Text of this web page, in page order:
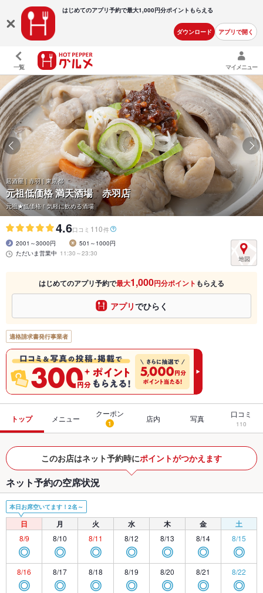
はじめてのアプリ予約で最大1,000円分ポイントもらえる
ダウンロード アプリで開く
一覧 マイメニュー
居酒屋 | 赤羽 | 東京都
元祖低価格 満天酒場 赤羽店
元祖★低価格！気軽に飲める酒場
4.6口コミ 110件
2001～3000円
501～1000円
ただいま営業中 11:30～23:30
はじめてのアプリ予約で最大1,000円分ポイント もらえる
アプリでひらく
適格請求書発行事業者
トップ メニュー
クーポン
1 店内 写真 口コミ
110
このお店はネット予約時にポイントがつかえます
ネット予約の空席状況
本日お席空いてます！2名～
日 月 火 水 木 金 土
8/9
◎
8/10
◎
8/11
◎
8/12
◎
8/13
◎
8/14
◎
8/15
◎
8/16
◎
8/17
◎
8/18
◎
8/19
◎
8/20
◎
8/21
◎
8/22
◎